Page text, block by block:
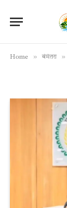
Home » बेमेतरा »